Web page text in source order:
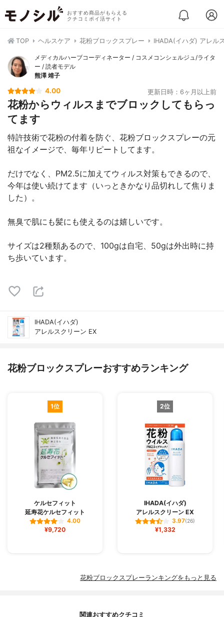
おすすめ商品がもらえる
クチコミポイ活サイト
TOP ヘルスケア 花粉ブロックスプレー IHADA(イハダ) アレル
メディカルハーブコーディネーター / コスメコンシェルジュ/ライタ
ー / 読者モデル
熊澤 靖子
4.00 更新日時：6ヶ月以上前
花粉からウィルスまでブロックしてもらっ
てます
特許技術で花粉の付着を防ぐ、花粉ブロックスプレーの元
祖なイメージで、毎年リピートしてます。
だけでなく、PM2.5に加えてウィルス対策もできるので、
今年は使い続けてます（いっときかなり品切れして焦りま
した）。
無臭で肌にも髪にも使えるのは嬉しいです。
サイズは2種類あるので、100gは自宅、50gは外出時に持
ち歩いています。
IHADA(イハダ)
アレルスクリーン EX
花粉ブロックスプレーおすすめランキング
1位
ケルセフィット
延寿花ケルセフィット
4.00
¥9,720
2位
IHADA(イハダ)
アレルスクリーン EX
3.97(26)
¥1,332
花粉ブロックスプレーランキングをもっと見る
関連おすすめクチコミ